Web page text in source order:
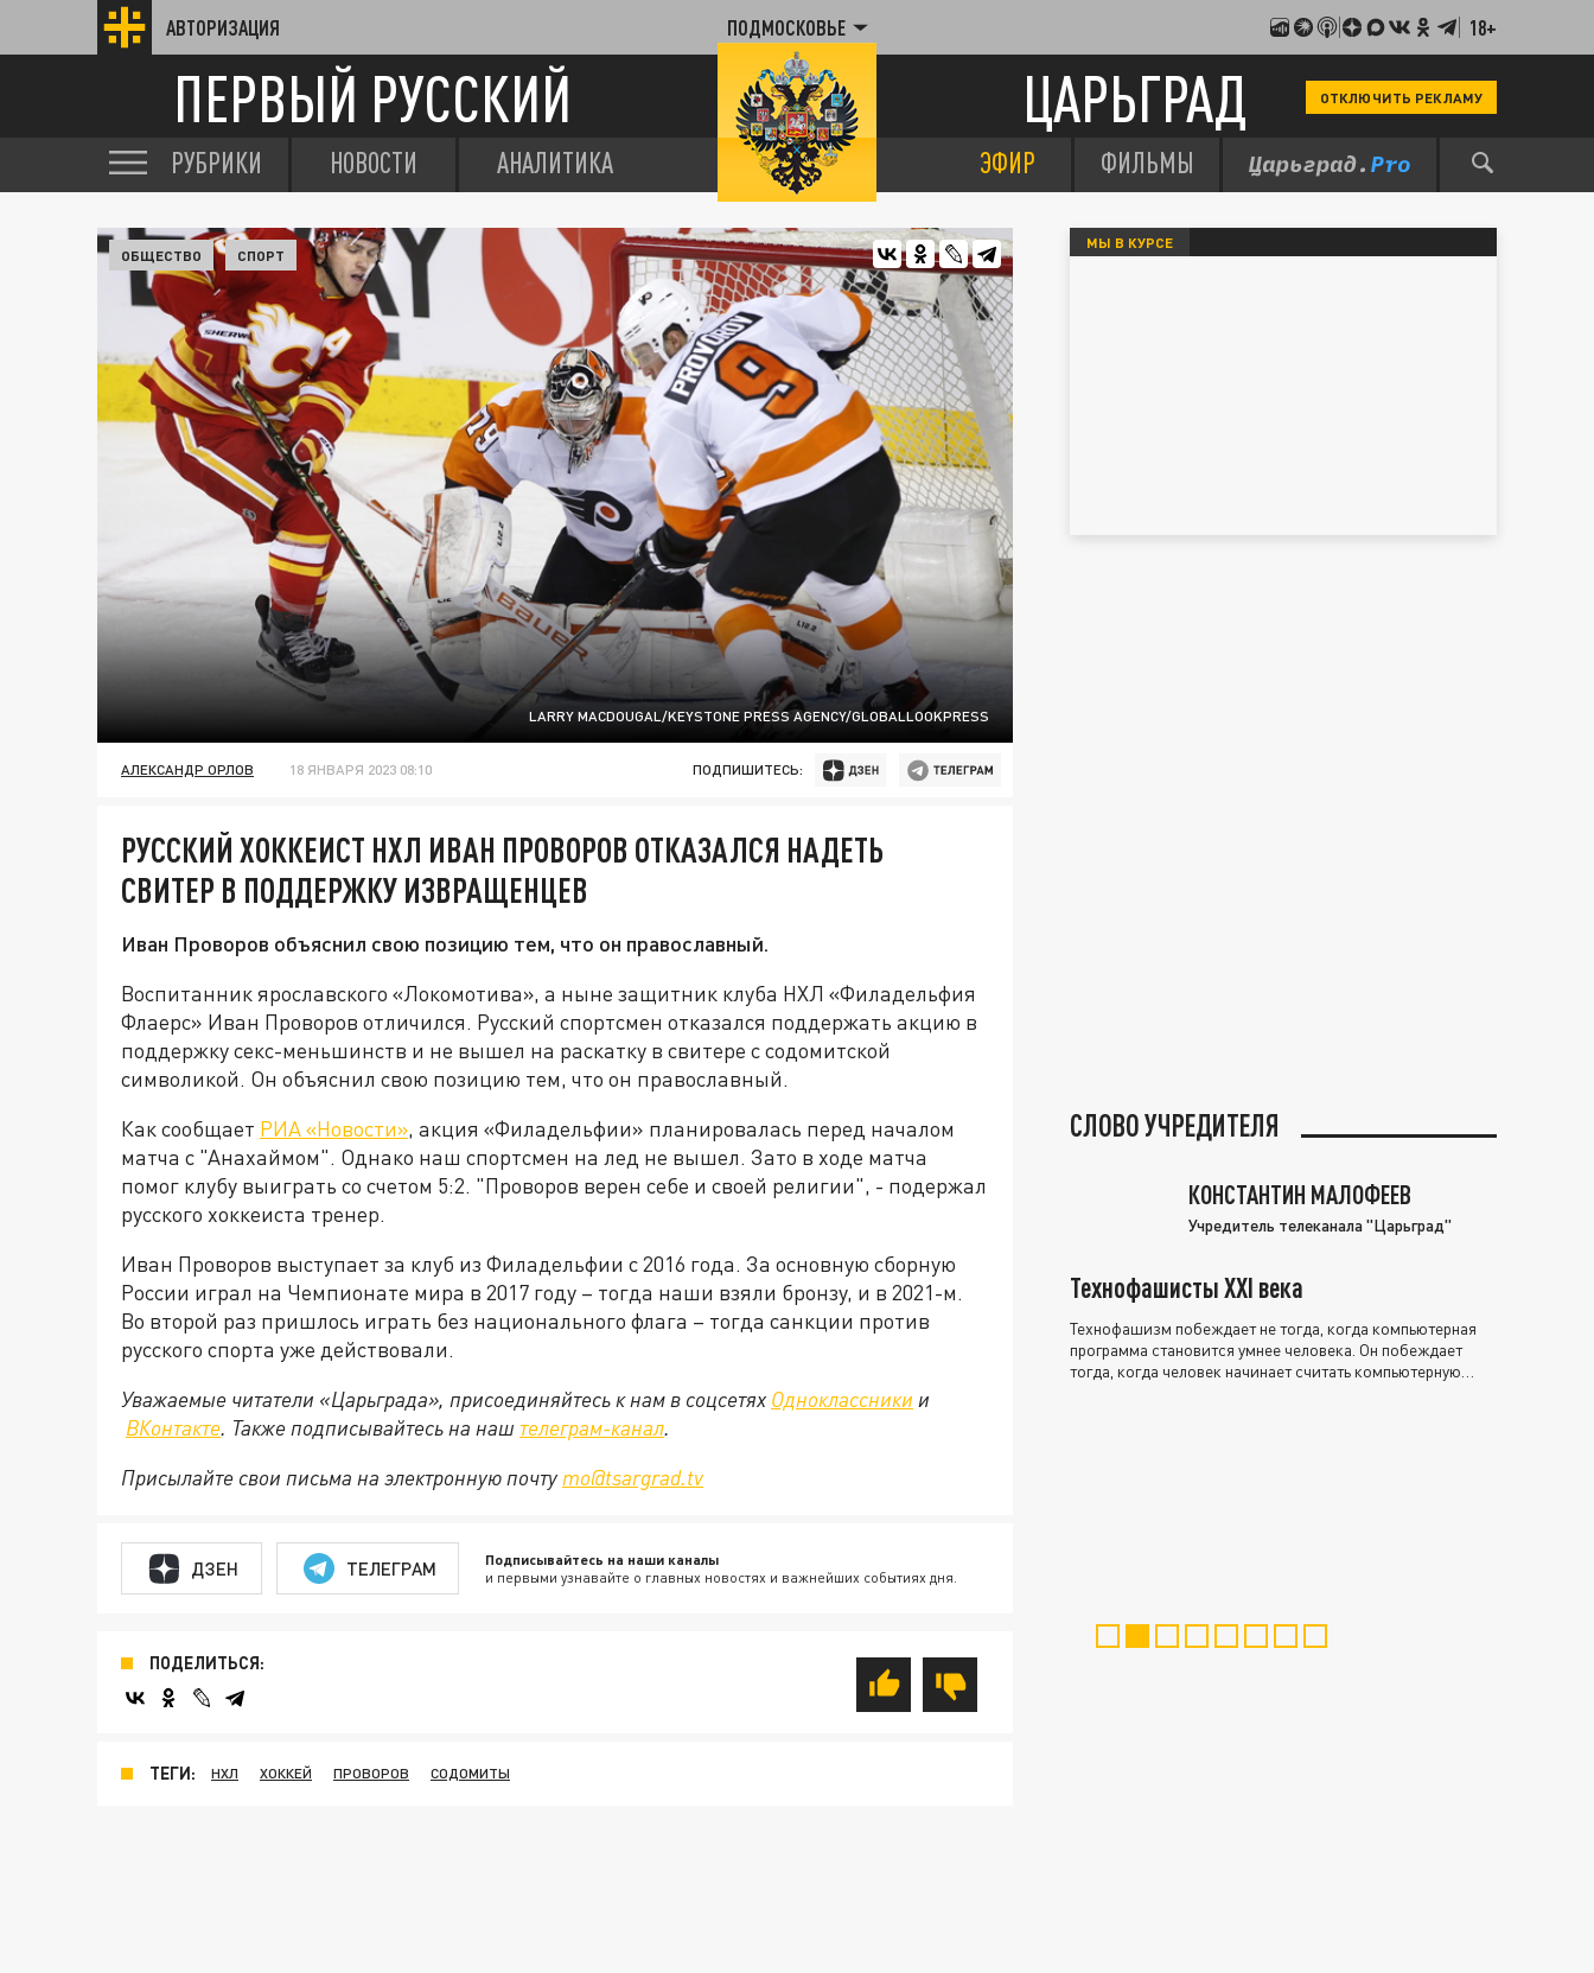
АВТОРИЗАЦИЯ ПОДМОСКОВЬЕ 18+
ПЕРВЫЙ РУССКИЙ ЦАРЬГРАД ОТКЛЮЧИТЬ РЕКЛАМУ
РУБРИКИ НОВОСТИ АНАЛИТИКА ЭФИР ФИЛЬМЫ
LARRY MACDOUGAL/KEYSTONE PRESS AGENCY/GLOBALLOOKPRESS
ОБЩЕСТВО СПОРТ
АЛЕКСАНДР ОРЛОВ 18 ЯНВАРЯ 2023 08:10 ПОДПИШИТЕСЬ:
РУССКИЙ ХОККЕИСТ НХЛ ИВАН ПРОВОРОВ ОТКАЗАЛСЯ НАДЕТЬ
СВИТЕР В ПОДДЕРЖКУ ИЗВРАЩЕНЦЕВ
Иван Проворов объяснил свою позицию тем, что он православный.
Воспитанник ярославского «Локомотива», а ныне защитник клуба НХЛ «Филадельфия
Флаерс» Иван Проворов отличился. Русский спортсмен отказался поддержать акцию в
поддержку секс-меньшинств и не вышел на раскатку в свитере с содомитской
символикой. Он объяснил свою позицию тем, что он православный.
Как сообщает РИА «Новости», акция «Филадельфии» планировалась перед началом
матча с "Анахаймом". Однако наш спортсмен на лед не вышел. Зато в ходе матча
помог клубу выиграть со счетом 5:2. "Проворов верен себе и своей религии", - подержал
русского хоккеиста тренер.
Иван Проворов выступает за клуб из Филадельфии с 2016 года. За основную сборную
России играл на Чемпионате мира в 2017 году – тогда наши взяли бронзу, и в 2021-м.
Во второй раз пришлось играть без национального флага – тогда санкции против
русского спорта уже действовали.
Уважаемые читатели «Царьграда», присоединяйтесь к нам в соцсетях Одноклассники и
ВКонтакте. Также подписывайтесь на наш телеграм-канал.
Присылайте свои письма на электронную почту mo@tsargrad.tv
ДЗЕН ТЕЛЕГРАМ Подписывайтесь на наши каналы
и первыми узнавайте о главных новостях и важнейших событиях дня.
ПОДЕЛИТЬСЯ:
ТЕГИ: НХЛ ХОККЕЙ ПРОВОРОВ СОДОМИТЫ
МЫ В КУРСЕ
СЛОВО УЧРЕДИТЕЛЯ
КОНСТАНТИН МАЛОФЕЕВ
Учредитель телеканала "Царьград"
Технофашисты XXI века
Технофашизм побеждает не тогда, когда компьютерная
программа становится умнее человека. Он побеждает
тогда, когда человек начинает считать компьютерную